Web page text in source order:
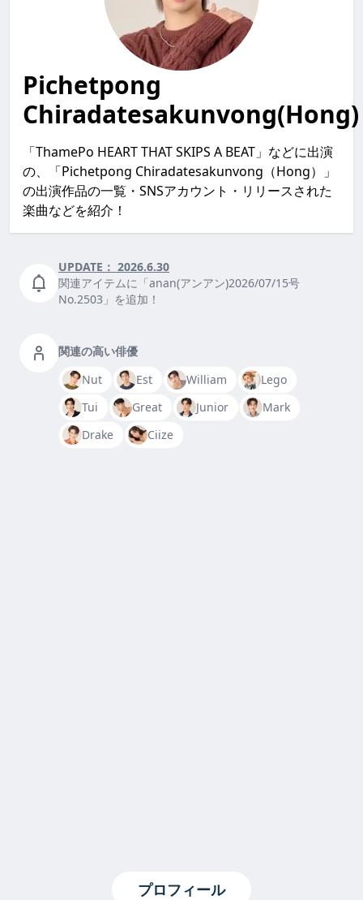
Pichetpong
Chiradatesakunvong(Hong)
「ThamePo HEART THAT SKIPS A BEAT」などに出演
の、「Pichetpong Chiradatesakunvong（Hong）」
の出演作品の一覧・SNSアカウント・リリースされた
楽曲などを紹介！
UPDATE： 2026.6.30
関連アイテムに「anan(アンアン)2026/07/15号
No.2503」を追加！
関連の高い俳優
Nut
Est William
Lego
Tui
Great Junior
Mark
Drake
Ciize
プロフィール